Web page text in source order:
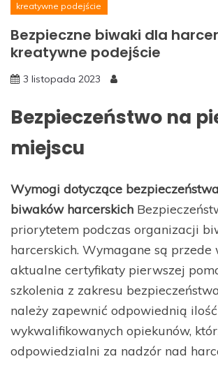
kreatywne podejście
Bezpieczne biwaki dla
kreatywne podejście
3 listopada 2023
Bezpieczeństwo na
miejscu
Wymogi dotyczące
biwaków harcerskich
priorytetem podczas organizacji
harcerskich. Wymagane są przede
aktualne certyfikaty pierwszej
szkolenia z zakresu
należy zapewnić odpowiednią ilość
wykwalifikowanych opiekunów,
odpowiedzialni za nadzór nad